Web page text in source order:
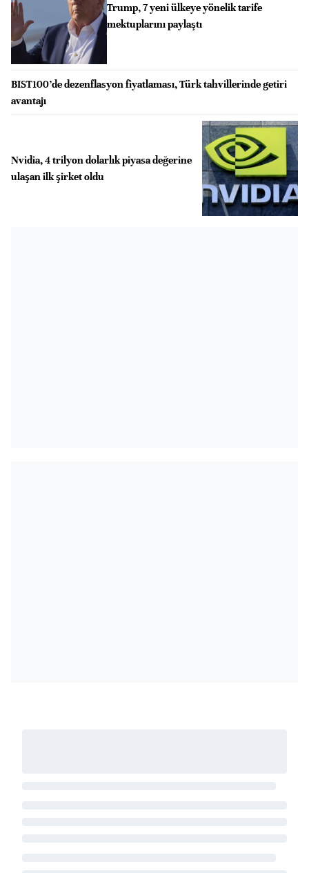
Trump, 7 yeni ülkeye yönelik tarife
mektuplarını paylaştı
BIST100’de dezenflasyon fiyatlaması, Türk tahvillerinde getiri
avantajı
Nvidia, 4 trilyon dolarlık piyasa değerine
ulaşan ilk şirket oldu